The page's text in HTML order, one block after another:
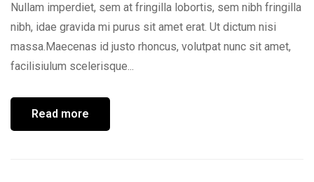
Nullam imperdiet, sem at fringilla lobortis, sem nibh fringilla
nibh, idae gravida mi purus sit amet erat. Ut dictum nisi
massa.Maecenas id justo rhoncus, volutpat nunc sit amet,
facilisiulum scelerisque...
Read more